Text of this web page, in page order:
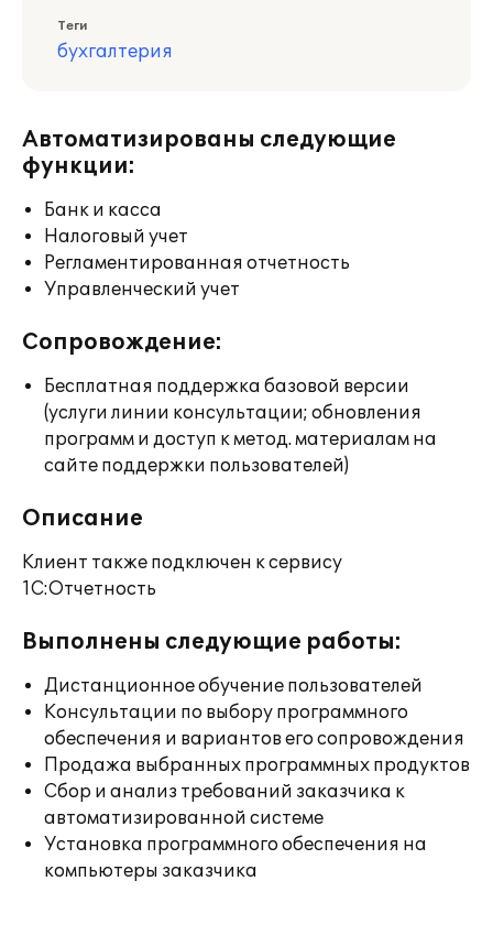
Теги
бухгалтерия
Автоматизированы следующие
функции:
Банк и касса
Налоговый учет
Регламентированная отчетность
Управленческий учет
Сопровождение:
Бесплатная поддержка базовой версии
(услуги линии консультации; обновления
программ и доступ к метод. материалам на
сайте поддержки пользователей)
Описание
Клиент также подключен к сервису
1С:Отчетность
Выполнены следующие работы:
Дистанционное обучение пользователей
Консультации по выбору программного
обеспечения и вариантов его сопровождения
Продажа выбранных программных продуктов
Сбор и анализ требований заказчика к
автоматизированной системе
Установка программного обеспечения на
компьютеры заказчика